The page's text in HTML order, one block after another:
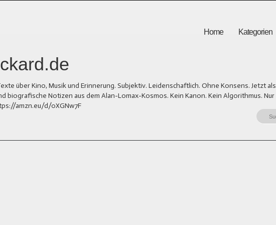
Home Kategorien
Texte über Kino, Musik und Erinnerung. Subjektiv. Leidenschaftlich. Ohne Konsens. Jetzt als
biografische Notizen aus dem Alan-Lomax-Kosmos. Kein Kanon. Kein Algorithmus. Nur
amzn.eu/d/0XGNw7F